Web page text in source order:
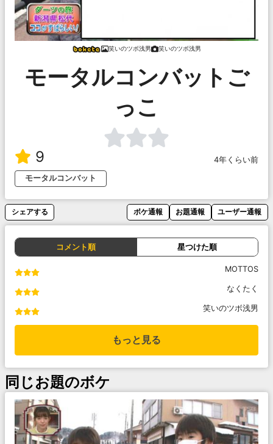
笑いのツボ浅男 笑いのツボ浅男
モータルコンバットご
っこ
9
4年くらい前
モータルコンバット
シェアする ボケ通報 お題通報 ユーザー通報
コメント順 星つけた順
MOTTOS
なくたく
笑いのツボ浅男
もっと見る
同じお題のボケ